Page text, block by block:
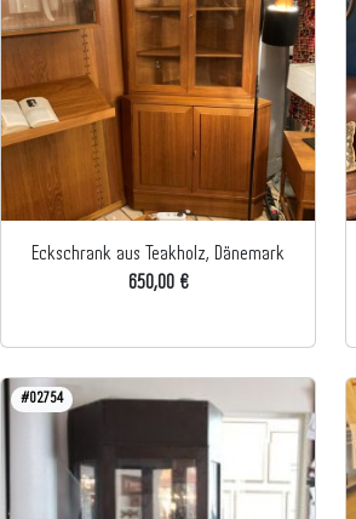
Eckschrank aus Teakholz, Dänemark
650,00 €
#02754